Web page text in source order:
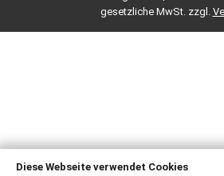
gesetzliche MwSt. zzgl.
Diese Webseite verwendet Cookies